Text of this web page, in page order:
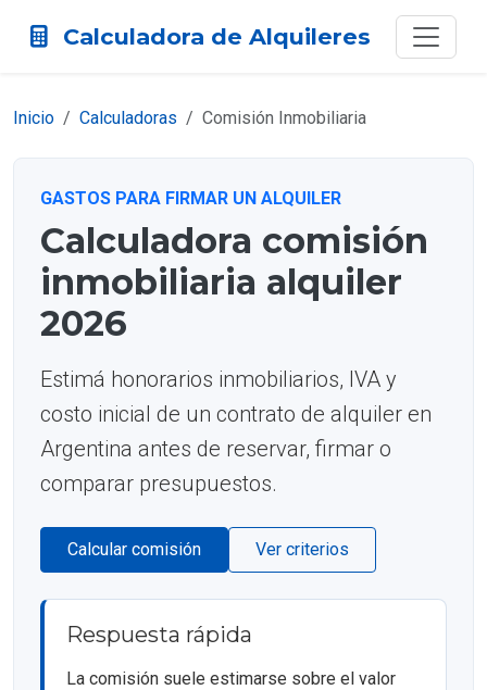
Calculadora de Alquileres
Inicio Calculadoras Comisión Inmobiliaria
GASTOS PARA FIRMAR UN ALQUILER
Calculadora comisión
inmobiliaria alquiler
2026
Estimá honorarios inmobiliarios, IVA y
costo inicial de un contrato de alquiler en
Argentina antes de reservar, firmar o
comparar presupuestos.
Calcular comisión Ver criterios
Respuesta rápida
La comisión suele estimarse sobre el valor